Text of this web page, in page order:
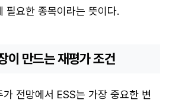
필요한 종목이라는 뜻이다.
이 만드는 재평가 조건
전망에서 ESS는 가장 중요한 변